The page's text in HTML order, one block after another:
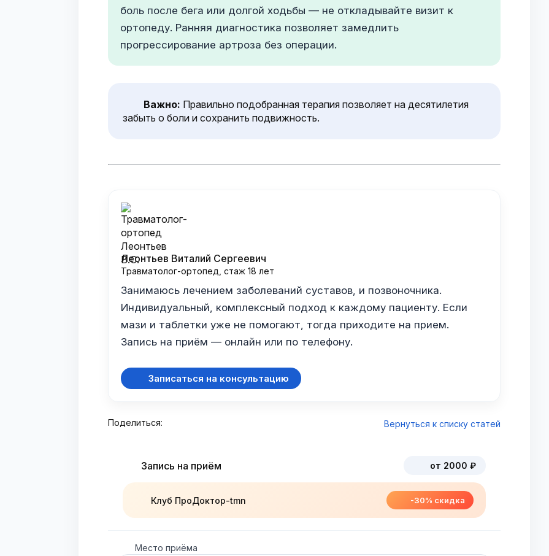
боль после бега или долгой ходьбы — не откладывайте визит к
ортопеду. Ранняя диагностика позволяет замедлить
прогрессирование артроза без операции.
Важно: Правильно подобранная терапия позволяет на десятилетия
забыть о боли и сохранить подвижность.
Леонтьев Виталий Сергеевич
Травматолог-ортопед, стаж 18 лет
Занимаюсь лечением заболеваний суставов, и позвоночника.
Индивидуальный, комплексный подход к каждому пациенту. Если
мази и таблетки уже не помогают, тогда приходите на прием.
Запись на приём — онлайн или по телефону.
Записаться на консультацию
Поделиться: Вернуться к списку статей
Запись на приём от 2000 ₽
Клуб ПроДоктор-tmn -30% скидка
Место приёма